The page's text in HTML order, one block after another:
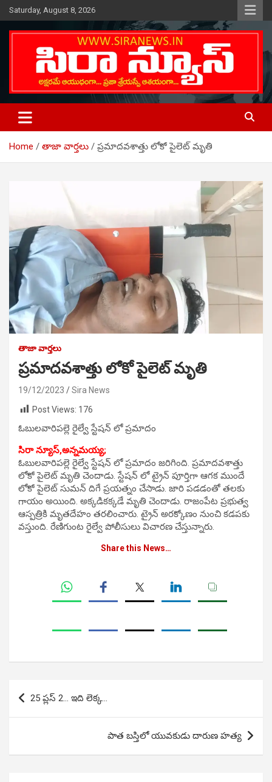
Skip
to
content
Saturday, August 8, 2026
SIRA NEWS
Telugu Online News Daily
Home తాజా వార్తలు ప్రమాదవశాత్తు లోకో పైలెట్ మృతి
తాజా వార్తలు
ప్రమాదవశాత్తు లోకో పైలెట్ మృతి
19/12/2023
Sira News
Post Views: 176
ఓబులవారిపల్లె రైల్వే స్టేషన్ లో ప్రమాదం
సిరా న్యూస్,అన్నమయ్య;
ఓబులవారిపల్లె రైల్వే స్టేషన్ లో ప్రమాదం జరిగింది. ప్రమాదవశాత్తు
లోకో పైలెట్ మృతి చెందాడు. స్టేషన్ లో ట్రైన్ పూర్తిగా ఆగక ముందే
లోకో పైలెట్ సుమన్ దిగే ప్రయత్నం చేసాడు. జారి పడడంతో తలకు
గాయం అయింది. అక్కడికక్కడే మృతి చెందాడు. రాజంపేట ప్రభుత్వ
ఆస్పత్రికి మృతదేహం తరలించారు. ట్రైన్ అరక్కోణం నుంచి కడపకు
వస్తుంది. రేణిగుంట రైల్వే పోలీసులు విచారణ చేస్తున్నారు.
Share this News…
Post
navigation
25 ప్లస్ 2… ఇది లెక్క…
పాత బస్తిలో యువకుడు దారుణ హత్య